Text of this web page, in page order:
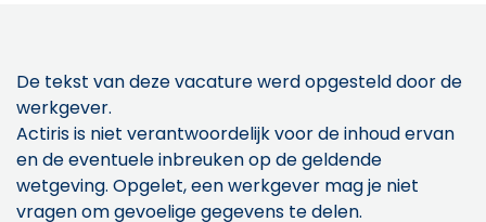
De tekst van deze vacature werd opgesteld door de
werkgever.
Actiris is niet verantwoordelijk voor de inhoud ervan
en de eventuele inbreuken op de geldende
wetgeving. Opgelet, een werkgever mag je niet
vragen om gevoelige gegevens te delen.